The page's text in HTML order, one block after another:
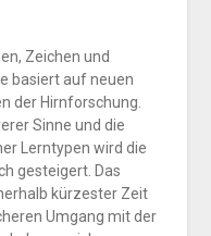
Zeichen und
basiert auf neuen
der Hirnforschung.
Sinne und die
Lerntypen wird die
gesteigert. Das
kürzester Zeit
Umgang mit der